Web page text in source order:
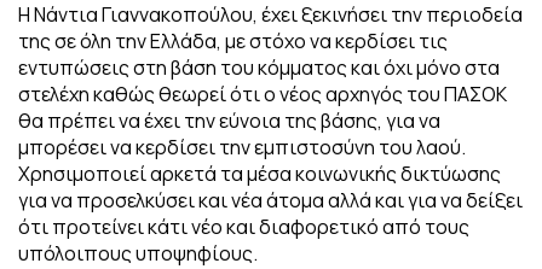
Η Νάντια Γιαννακοπούλου, έχει ξεκινήσει την περιοδεία
της σε όλη την Ελλάδα, με στόχο να κερδίσει τις
εντυπώσεις στη βάση του κόμματος και όχι μόνο στα
στελέχη καθώς θεωρεί ότι ο νέος αρχηγός του ΠΑΣΟΚ
θα πρέπει να έχει την εύνοια της βάσης, για να
μπορέσει να κερδίσει την εμπιστοσύνη του λαού.
Χρησιμοποιεί αρκετά τα μέσα κοινωνικής δικτύωσης
για να προσελκύσει και νέα άτομα αλλά και για να δείξει
ότι προτείνει κάτι νέο και διαφορετικό από τους
υπόλοιπους υποψηφίους.